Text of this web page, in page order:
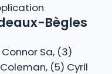
Bègles
Sa, (3)
(5) Cyril